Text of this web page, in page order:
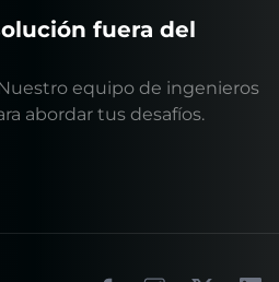
fuera del
equipo de ingenieros
abordar tus desafíos.